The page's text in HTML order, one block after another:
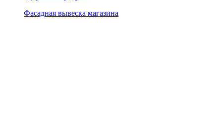
Фасадная вывеска магазина